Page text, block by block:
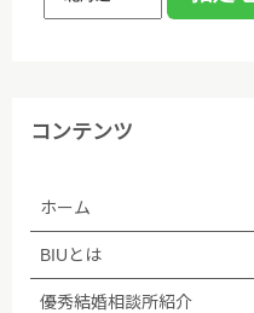
(4)ご本人から取得した
扱いを委託する場合、
ムページ等で告知します
コンテンツ
ホーム
BIUとは
優秀結婚相談所紹介